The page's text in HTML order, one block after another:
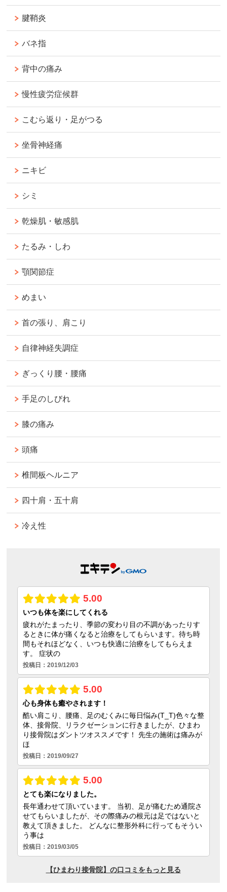
腱鞘炎
バネ指
背中の痛み
慢性疲労症候群
こむら返り・足がつる
坐骨神経痛
ニキビ
シミ
乾燥肌・敏感肌
たるみ・しわ
顎関節症
めまい
首の張り、肩こり
自律神経失調症
ぎっくり腰・腰痛
手足のしびれ
膝の痛み
頭痛
椎間板ヘルニア
四十肩・五十肩
冷え性